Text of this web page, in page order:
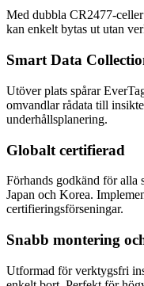
Med dubbla CR2477-
kan enkelt bytas ut utan
Smart Data
Utöver plats spårar
omvandlar rådata till
underhållsplanering.
Globalt certifierad
Förhands godkänd för
Japan och Korea.
certifieringsförseningar.
Snabb montering
Utformad för verktygsfri